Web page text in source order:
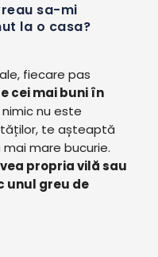
sa-mi
la o casa?
fiecare pas
cei mai buni în
nu este
te așteaptă
mare bucurie.
propria vilă sau
unul greu de